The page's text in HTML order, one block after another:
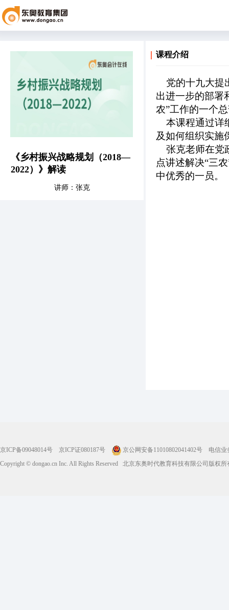
《乡村振兴战略规划（2018—
2022）》解读
讲师：张克
课程介绍
党的十九大提
出进一步的部署
农”工作的一个
本课程通过详
及如何组织实施
张克老师在党
点讲述解决“三
中优秀的一员。
京ICP备09048014号 京ICP证080187号 京公网安备11010802041402号
电信业
Copyright © dongao.cn Inc. All Rights Reserved 北京东奥时代教育科技有限公司版权所